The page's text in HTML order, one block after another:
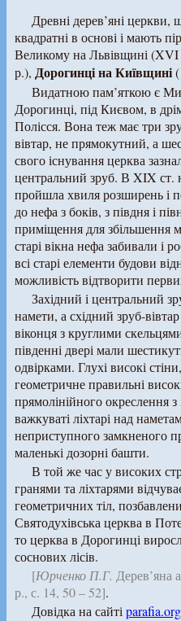
Древні дерев’яні церкви,
квадратні в основі і мають
Великому на Львівщині (XVI
р.), Дорогинці на Київщині
Видатною пам’яткою є
Дорогинці, під Києвом, в
Полісся. Вона теж має три
вівтар, не прямокутний, а
свого існування церква
центральний зруб. В XIX ст.
пройшла хвиля розширень і
до нефа з боків, з півдня і
приміщення для збільшення
старі вікна нефа забивали і
всі старі елементи будови
можливість відтворити
Західний і центральний
намети, а східний зруб-
віконця з круглими
південні двері мали
одвірками. Глухі високі
геометричне правильні
прямолінійного окреслення
важкуваті ліхтарі над
неприступного замкненого
маленькі дозорні башти.
В той же час у високих
гранями та ліхтарями
геометричних тіл,
Святодухівська церква в
то церква в Дорогинці
соснових лісів.
[Юрченко П.Г. Дерев’яна
р., с. 14, 50 – 52].
Довідка на сайті